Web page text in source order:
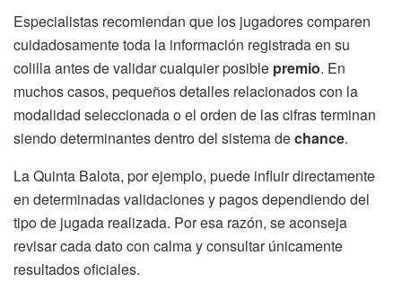
Especialistas recomiendan que los jugadores comparen
cuidadosamente toda la información registrada en su
colilla antes de validar cualquier posible premio. En
muchos casos, pequeños detalles relacionados con la
modalidad seleccionada o el orden de las cifras terminan
siendo determinantes dentro del sistema dechance.
La Quinta Balota, por ejemplo, puede influir directamente
en determinadas validaciones y pagos dependiendo del
tipo de jugada realizada. Por esa razón, se aconseja
revisar cada dato con calma y consultar únicamente
resultados oficiales.